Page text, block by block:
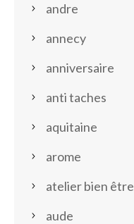
andre
annecy
anniversaire
anti taches
aquitaine
arome
atelier bien être
aude